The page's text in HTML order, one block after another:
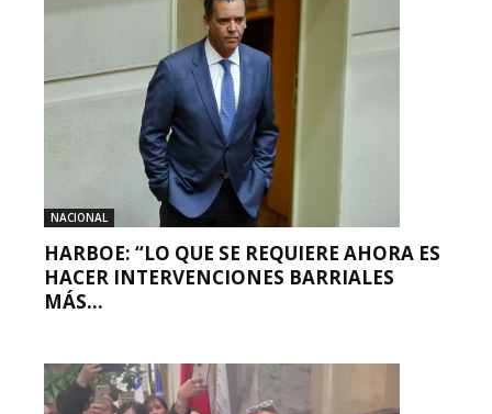
NACIONAL
HARBOE: “LO QUE SE REQUIERE AHORA ES
HACER INTERVENCIONES BARRIALES
MÁS...